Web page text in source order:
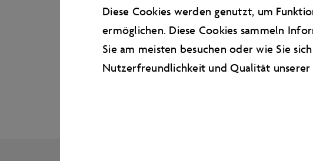
Seitenanfang
Diese Cookies werden genutzt, um
ermöglichen. Diese Cookies sammeln
Sie am meisten besuchen oder wie Sie
Nutzerfreundlichkeit und Qualität